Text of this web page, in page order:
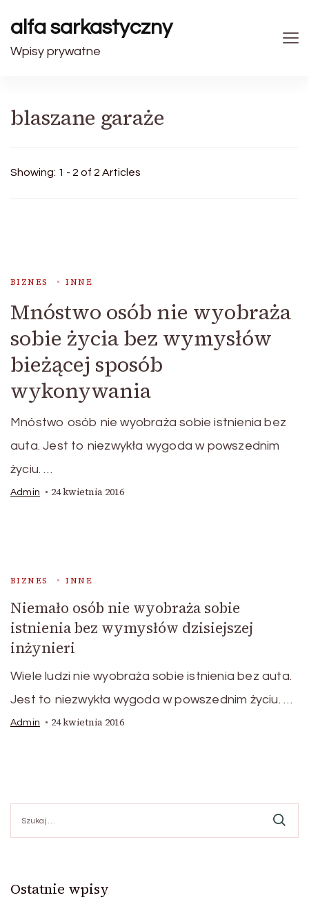
alfa sarkastyczny
Wpisy prywatne
blaszane garaże
Showing: 1 - 2 of 2 Articles
BIZNES INNE
Mnóstwo osób nie wyobraża
sobie życia bez wymysłów
bieżącej sposób
wykonywania
Mnóstwo osób nie wyobraża sobie istnienia bez
auta. Jest to niezwykła wygoda w powszednim
życiu. …
Admin 24 kwietnia 2016
BIZNES INNE
Niemało osób nie wyobraża sobie
istnienia bez wymysłów dzisiejszej
inżynieri
Wiele ludzi nie wyobraża sobie istnienia bez auta.
Jest to niezwykła wygoda w powszednim życiu. …
Admin 24 kwietnia 2016
Ostatnie wpisy